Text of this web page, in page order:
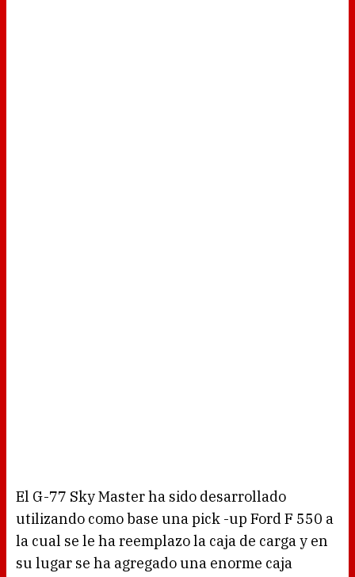
El G-77 Sky Master ha sido desarrollado
utilizando como base una pick -up Ford F 550 a
la cual se le ha reemplazo la caja de carga y en
su lugar se ha agregado una enorme caja